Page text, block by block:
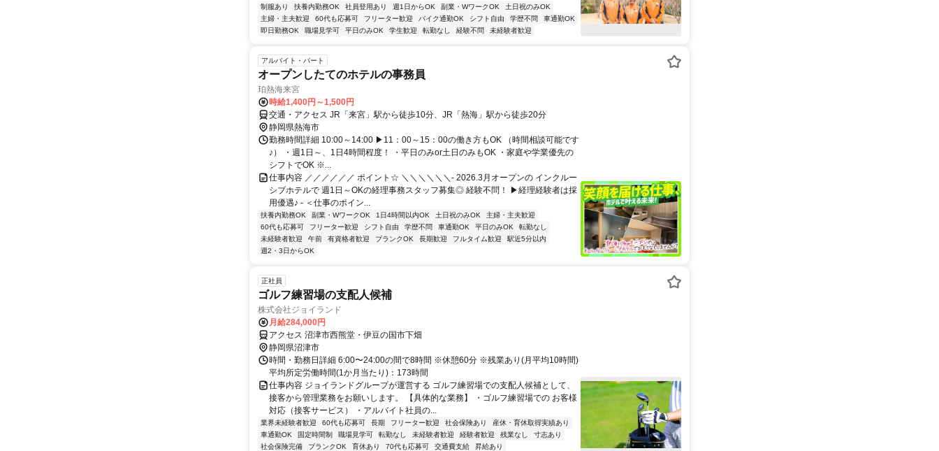
制服あり 扶養内勤務OK 社員登用あり 週1日からOK 副業・WワークOK
土日祝のみOK
主婦・主夫歓迎
60代も応募可 フリーター歓迎 バイク通勤OK シフト自由 学歴不問
車通勤OK
即日勤務OK
職場見学可 平日のみOK 学生歓迎 転勤なし 経験不問 未経験者歓迎
アルバイト・パート
オープンしたてのホテルの事務員
珀熱海来宮
時給1,400円～1,500円
交通・アクセス JR「来宮」駅から徒歩10分、JR「熱海」駅から徒歩20分
静岡県熱海市
勤務時間詳細 10:00～14:00 ▶11：00～15：00の働き方もOK （時間相談可能です
♪） ・週1日～、1日4時間程度！ ・平日のみor土日のみもOK ・家庭や学業優先の
シフトでOK ※...
仕事内容 ／／／／／／ ポイント☆ ＼＼＼＼＼＼- 2026.3月オープンの インクルー
シブホテルで 週1日～OKの経理事務スタッフ募集◎ 経験不問！ ▶経理経験者は採
用優遇♪ - ＜仕事のポイン...
扶養内勤務OK 副業・WワークOK 1日4時間以内OK 土日祝のみOK
主婦・主夫歓迎
60代も応募可
フリーター歓迎 シフト自由 学歴不問 車通勤OK 平日のみOK
転勤なし
未経験者歓迎
午前 有資格者歓迎 ブランクOK 長期歓迎 フルタイム歓迎
駅近5分以内
週2・3日からOK
正社員
ゴルフ練習場の支配人候補
株式会社ジョイランド
月給284,000円
アクセス 沼津市西熊堂・伊豆の国市下畑
静岡県沼津市
時間・勤務日詳細 6:00〜24:00の間で8時間 ※休憩60分 ※残業あり(月平均10時間)
平均所定労働時間(1か月当たり)：173時間
仕事内容 ジョイランドグループが運営する ゴルフ練習場での支配人候補として、
接客から管理業務をお願いします。 【具体的な業務】 ・ゴルフ練習場での お客様
対応（接客サービス） ・アルバイト社員の...
業界未経験者歓迎 60代も応募可 長期 フリーター歓迎 社会保険あり
産休・育休取得実績あり
車通勤OK
固定時間制 職場見学可 転勤なし 未経験者歓迎 経験者歓迎 残業なし
寸志あり
社会保険完備
ブランクOK 育休あり 70代も応募可 交通費支給 昇給あり